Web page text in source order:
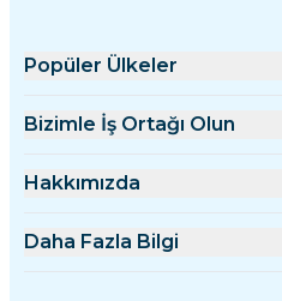
Popüler Ülkeler
Amerika Birleşik Devletleri
Fransa
Bizimle İş Ortağı Olun
Toptan Satış Platformu
Hakkımızda
iRoamly Hakkında
Daha Fazla Bilgi